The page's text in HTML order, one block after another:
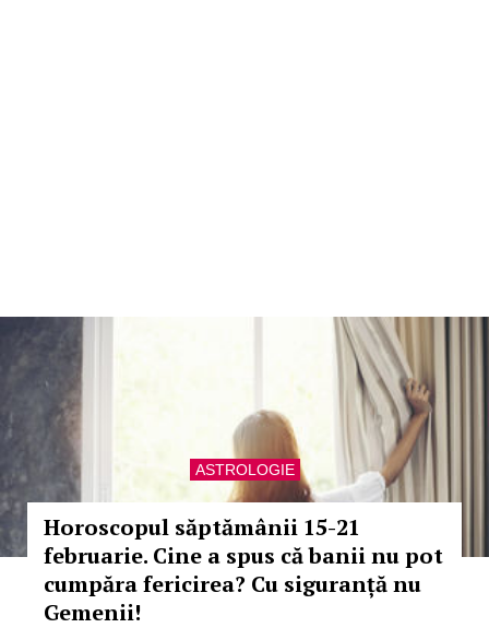
ASTROLOGIE
Horoscopul săptămânii 15-21
februarie. Cine a spus că banii nu pot
cumpăra fericirea? Cu siguranță nu
Gemenii!